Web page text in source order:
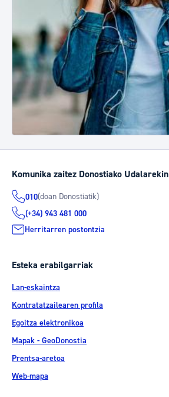
Komunika zaitez Donostiako Udalarekin
010(doan Donostiatik)
(+34) 943 481 000
Herritarren postontzia
Esteka erabilgarriak
Lan-eskaintza
Kontratatzailearen profila
Egoitza elektronikoa
Mapak - GeoDonostia
Prentsa-aretoa
Web-mapa